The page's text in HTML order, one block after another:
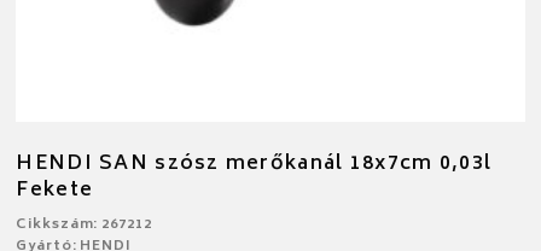
HENDI SAN szósz merőkanál 18x7cm 0,03l
Fekete
Cikkszám: 267212